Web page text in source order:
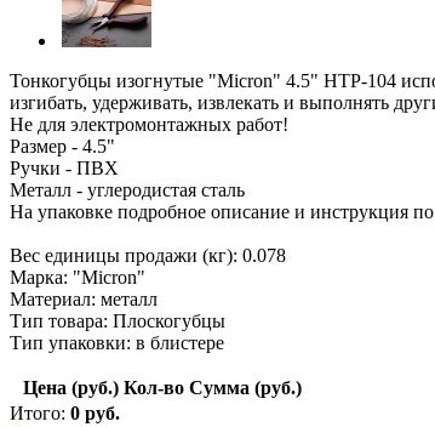
Тонкогубцы изогнутые "Micron" 4.5" HTP-104
изгибать, удерживать, извлекать и выполнять
Не для электромонтажных работ!
Размер - 4.5"
Ручки - ПВХ
Металл - углеродистая сталь
На упаковке подробное описание и инструкция
Вес единицы продажи (кг): 0.078
Марка: "Micron"
Материал: металл
Тип товара: Плоскогубцы
Тип упаковки: в блистере
Цена (руб.) Кол-во Сумма (руб.)
Итого: 0 руб.